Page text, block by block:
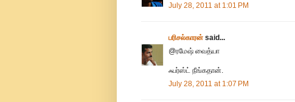
July 28, 2011 at 1:01 PM
பரிசல்காரன் said...
@ரமேஷ் வைத்யா
ஃபர்ஸ்ட் நீங்கதான்.
July 28, 2011 at 1:07 PM